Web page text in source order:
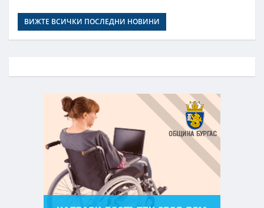
ВИЖТЕ ВСИЧКИ ПОСЛЕДНИ НОВИНИ